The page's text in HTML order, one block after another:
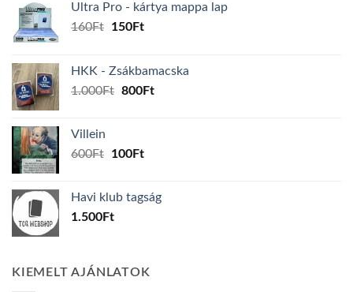
Ultra Pro - kártya mappa lap
160Ft
Original
160Ft.
150FtCurrent
150Ft.
HKK - Zsákbamacska
1.000Ft Original
800FtCurrent
Villein
600Ft
Original
600Ft.
100FtCurrent
100Ft.
Havi klub tagság
1.500Ft
KIEMELT AJÁNLATOK